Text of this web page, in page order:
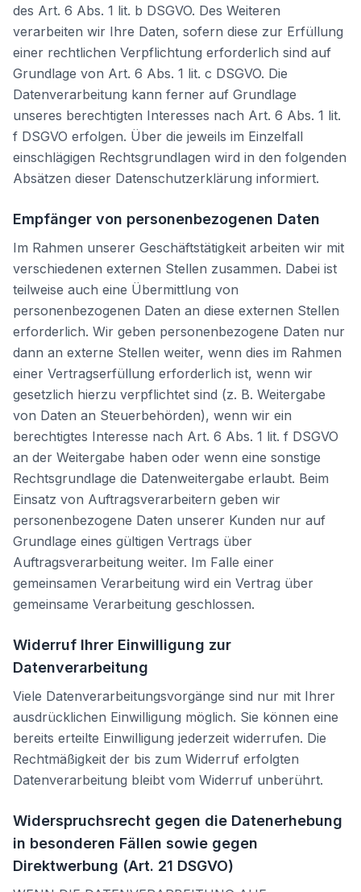
des Art. 6 Abs. 1 lit. b DSGVO. Des Weiteren
verarbeiten wir Ihre Daten, sofern diese zur Erfüllung
einer rechtlichen Verpflichtung erforderlich sind auf
Grundlage von Art. 6 Abs. 1 lit. c DSGVO. Die
Datenverarbeitung kann ferner auf Grundlage
unseres berechtigten Interesses nach Art. 6 Abs. 1 lit.
f DSGVO erfolgen. Über die jeweils im Einzelfall
einschlägigen Rechtsgrundlagen wird in den folgenden
Absätzen dieser Datenschutzerklärung informiert.
Empfänger von personenbezogenen Daten
Im Rahmen unserer Geschäftstätigkeit arbeiten wir mit
verschiedenen externen Stellen zusammen. Dabei ist
teilweise auch eine Übermittlung von
personenbezogenen Daten an diese externen Stellen
erforderlich. Wir geben personenbezogene Daten nur
dann an externe Stellen weiter, wenn dies im Rahmen
einer Vertragserfüllung erforderlich ist, wenn wir
gesetzlich hierzu verpflichtet sind (z. B. Weitergabe
von Daten an Steuerbehörden), wenn wir ein
berechtigtes Interesse nach Art. 6 Abs. 1 lit. f DSGVO
an der Weitergabe haben oder wenn eine sonstige
Rechtsgrundlage die Datenweitergabe erlaubt. Beim
Einsatz von Auftragsverarbeitern geben wir
personenbezogene Daten unserer Kunden nur auf
Grundlage eines gültigen Vertrags über
Auftragsverarbeitung weiter. Im Falle einer
gemeinsamen Verarbeitung wird ein Vertrag über
gemeinsame Verarbeitung geschlossen.
Widerruf Ihrer Einwilligung zur
Datenverarbeitung
Viele Datenverarbeitungsvorgänge sind nur mit Ihrer
ausdrücklichen Einwilligung möglich. Sie können eine
bereits erteilte Einwilligung jederzeit widerrufen. Die
Rechtmäßigkeit der bis zum Widerruf erfolgten
Datenverarbeitung bleibt vom Widerruf unberührt.
Widerspruchsrecht gegen die Datenerhebung
in besonderen Fällen sowie gegen
Direktwerbung (Art. 21 DSGVO)